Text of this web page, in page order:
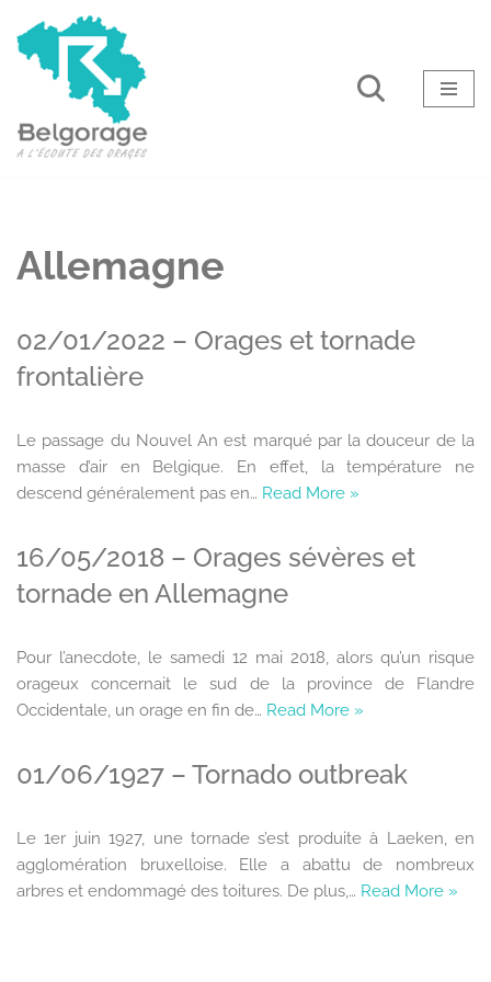
Aller
Allemagne
02/01/2022 – Orages et tornade
frontalière
Le passage du Nouvel An est marqué par la douceur de la
masse d’air en Belgique. En effet, la température ne
descend généralement pas en… Read More »
16/05/2018 – Orages sévères et
tornade en Allemagne
Pour l’anecdote, le samedi 12 mai 2018, alors qu’un risque
orageux concernait le sud de la province de Flandre
Occidentale, un orage en fin de… Read More »
01/06/1927 – Tornado outbreak
Le 1er juin 1927, une tornade s’est produite à Laeken, en
agglomération bruxelloise. Elle a abattu de nombreux
arbres et endommagé des toitures. De plus,… Read More »